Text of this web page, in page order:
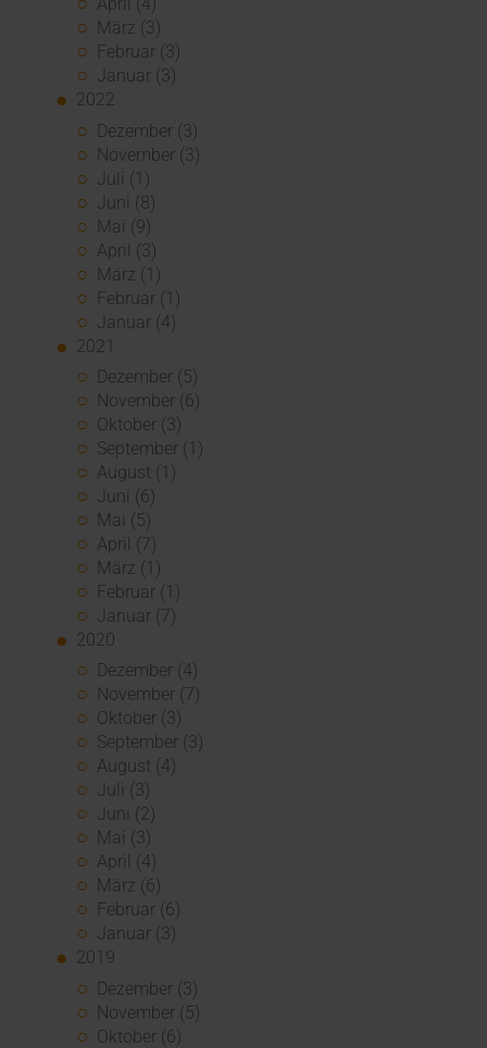
März (3)
Februar (3)
Januar (3)
2022
Dezember (3)
November (3)
Juli (1)
Juni (8)
Mai (9)
April (3)
März (1)
Februar (1)
Januar (4)
2021
Dezember (5)
November (6)
Oktober (3)
September (1)
August (1)
Juni (6)
Mai (5)
April (7)
März (1)
Februar (1)
Januar (7)
2020
Dezember (4)
November (7)
Oktober (3)
September (3)
August (4)
Juli (3)
Juni (2)
Mai (3)
April (4)
März (6)
Februar (6)
Januar (3)
2019
Dezember (3)
November (5)
Oktober (6)